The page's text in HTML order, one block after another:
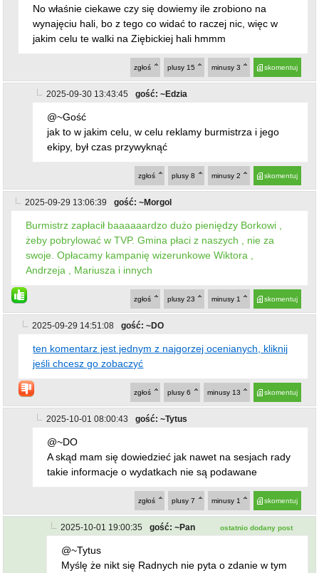
No właśnie ciekawe czy się dowiemy ile zrobiono na
wynajęciu hali, bo z tego co widać to raczej nic, więc w
jakim celu te walki na Ziębickiej hali hmmm
skomentuj
minusy 3
plusy 15
zgłoś
2025-09-30 13:43:45 gość: ~Edzia
@~Gość
jak to w jakim celu, w celu reklamy burmistrza i jego
ekipy, był czas przywyknąć
skomentuj
minusy 2
plusy 8
zgłoś
2025-09-29 13:06:39 gość: ~Morgol
Burmistrz zapłacił baaaaaardzo dużo pieniędzy Borkowi ,
żeby pobrylować w TVP. Gmina płaci z naszych , nie za
swoje. Opłacamy kampanię wizerunkowe Wiktora ,
Andrzeja , Mariusza i innych
skomentuj
minusy 1
plusy 23
zgłoś
2025-09-29 14:51:08 gość: ~DO
ten komentarz jest jednym z najgorzej ocenianych, kliknij
jeśli chcesz go zobaczyć
skomentuj
minusy 13
plusy 6
zgłoś
2025-10-01 08:00:43 gość: ~Tytus
@~DO
A skąd mam się dowiedzieć jak nawet na sesjach rady
takie informacje o wydatkach nie są podawane
skomentuj
minusy 1
plusy 7
zgłoś
2025-10-01 19:00:35 gość: ~Pan ostatnio dodany post
@~Tytus
Myślę że nikt się Radnych nie pyta o zdanie w tym